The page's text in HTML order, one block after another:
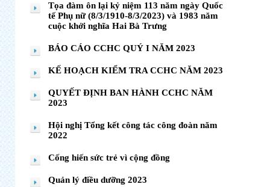
Tọa đàm ôn lại kỷ niệm 113 năm ngày Quốc
tế Phụ nữ (8/3/1910-8/3/2023) và 1983 năm
cuộc khởi nghĩa Hai Bà Trưng
BÁO CÁO CCHC QUÝ I NĂM 2023
KẾ HOẠCH KIỂM TRA CCHC NĂM 2023
QUYẾT ĐỊNH BAN HÀNH CCHC NĂM
2023
Hội nghị Tổng kết công tác công đoàn năm
2022
Cống hiến sức trẻ vì cộng đồng
Quản lý điều dưỡng 2023